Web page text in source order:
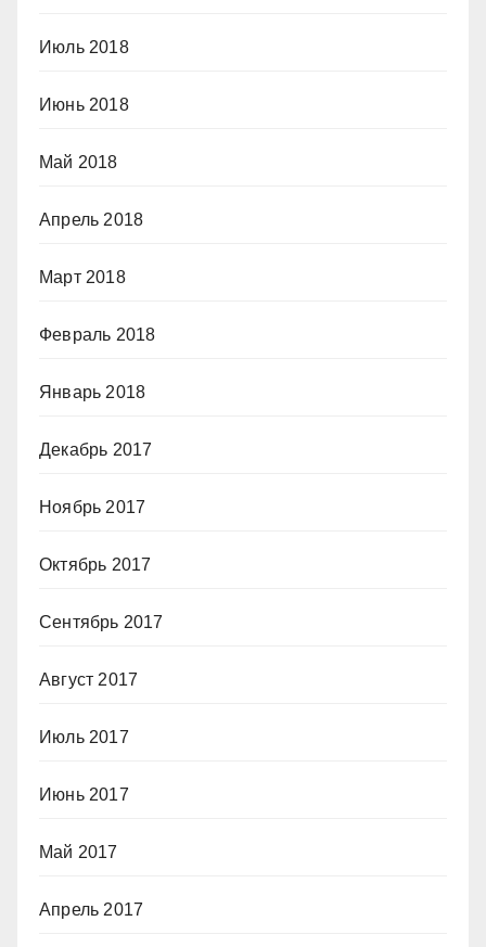
Июль 2018
Июнь 2018
Май 2018
Апрель 2018
Март 2018
Февраль 2018
Январь 2018
Декабрь 2017
Ноябрь 2017
Октябрь 2017
Сентябрь 2017
Август 2017
Июль 2017
Июнь 2017
Май 2017
Апрель 2017